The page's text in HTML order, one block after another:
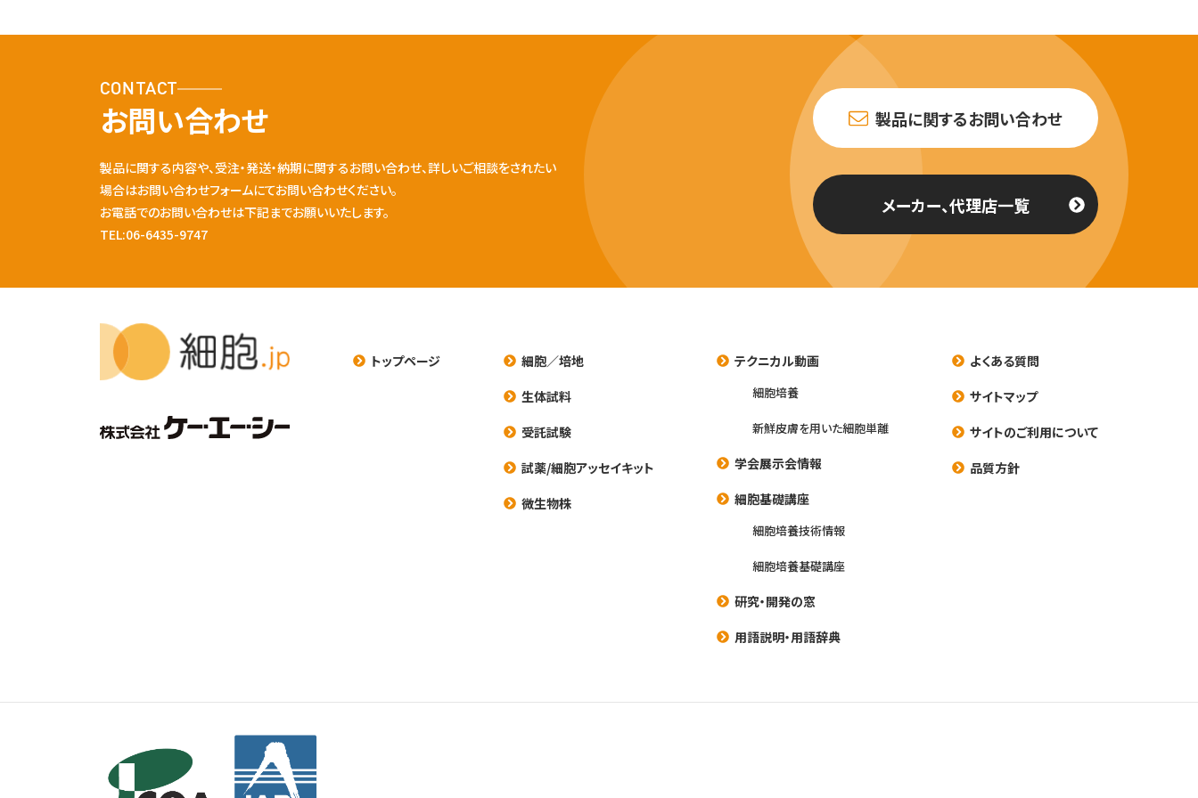
CONTACT
お問い合わせ
製品に関する内容や、受注・発送・納期に関するお問い合わせ、詳しいご相談をされたい
場合はお問い合わせフォームにてお問い合わせください。
お電話でのお問い合わせは下記までお願いいたします。
TEL:06-6435-9747
製品に関するお問い合わせ
メーカー、代理店一覧
トップページ
細胞／培地
生体試料
受託試験
試薬/細胞アッセイキット
微生物株
テクニカル動画
細胞培養
新鮮皮膚を用いた細胞単離
学会展示会情報
細胞基礎講座
細胞培養技術情報
細胞培養基礎講座
研究・開発の窓
用語説明・用語辞典
よくある質問
サイトマップ
サイトのご利用について
品質方針